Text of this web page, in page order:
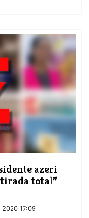
azeri
total”
2020 17:09